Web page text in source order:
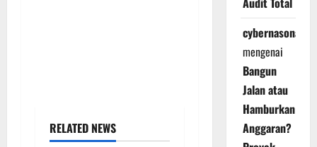
RELATED NEWS
cybernasonal
mengenai
Bangun
Jalan atau
Hamburkan
Anggaran?